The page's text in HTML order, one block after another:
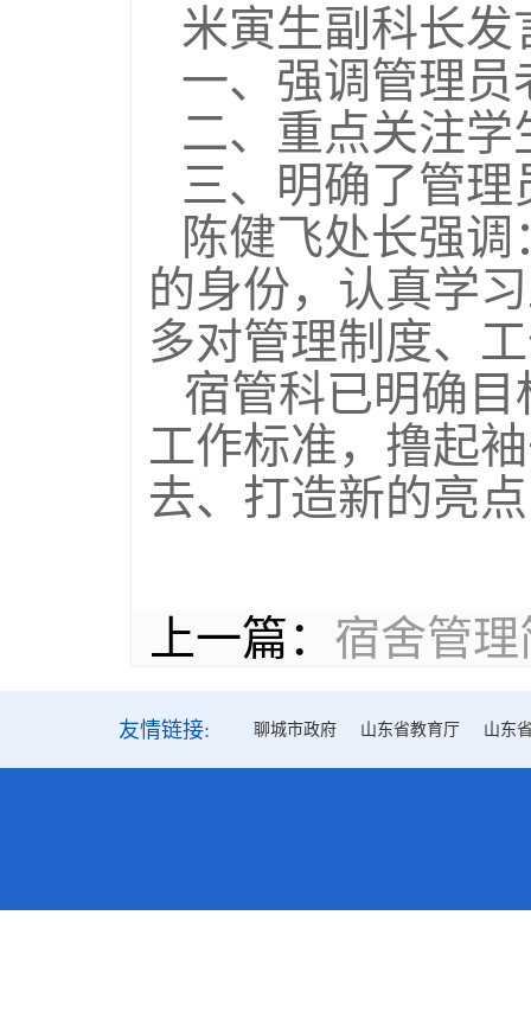
米寅生副科长发
一、强调管理
二、重点关注
三、明确了管
陈健飞处长强
的身份，认真学
多对管理制度、
宿管科已明确目
工作标准，撸起
去、打造新的亮
上一篇： 宿舍管理
友情链接: 聊城市政府 山东省教育厅 山东